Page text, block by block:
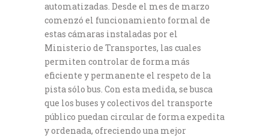
automatizadas. Desde el mes de marzo
comenzó el funcionamiento formal de
estas cámaras instaladas por el
Ministerio de Transportes, las cuales
permiten controlar de forma más
eficiente y permanente el respeto de la
pista sólo bus. Con esta medida, se busca
que los buses y colectivos del transporte
público puedan circular de forma expedita
y ordenada, ofreciendo una mejor